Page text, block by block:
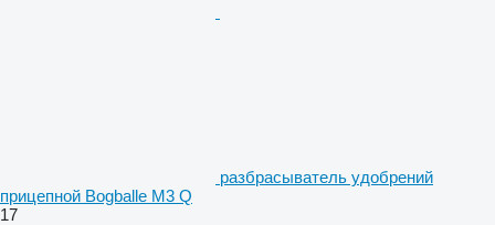
разбрасыватель удобрений
прицепной Bogballe M3 Q
17